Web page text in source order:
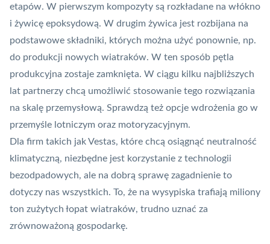
etapów. W pierwszym kompozyty są rozkładane na włókno
i żywicę epoksydową. W drugim żywica jest rozbijana na
podstawowe składniki, których można użyć ponownie, np.
do produkcji nowych wiatraków. W ten sposób pętla
produkcyjna zostaje zamknięta. W ciągu kilku najbliższych
lat partnerzy chcą umożliwić stosowanie tego rozwiązania
na skalę przemysłową. Sprawdzą też opcje wdrożenia go w
przemyśle lotniczym oraz motoryzacyjnym.
Dla firm takich jak Vestas, które chcą osiągnąć neutralność
klimatyczną, niezbędne jest korzystanie z technologii
bezodpadowych, ale na dobrą sprawę zagadnienie to
dotyczy nas wszystkich. To, że na wysypiska trafiają miliony
ton zużytych łopat wiatraków, trudno uznać za
zrównoważoną gospodarkę.